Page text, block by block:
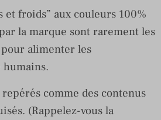
et froids” aux couleurs 100%
la marque sont rarement les
alimenter les
humains.
comme des contenus
(Rappelez-vous la